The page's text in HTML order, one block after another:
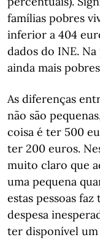
famílias pobres
inferior a 404
dados do INE.
ainda mais
As diferenças
não são
coisa é ter 500
ter 200 euros.
muito claro que
uma pequena
estas pessoas
despesa
ter disponível